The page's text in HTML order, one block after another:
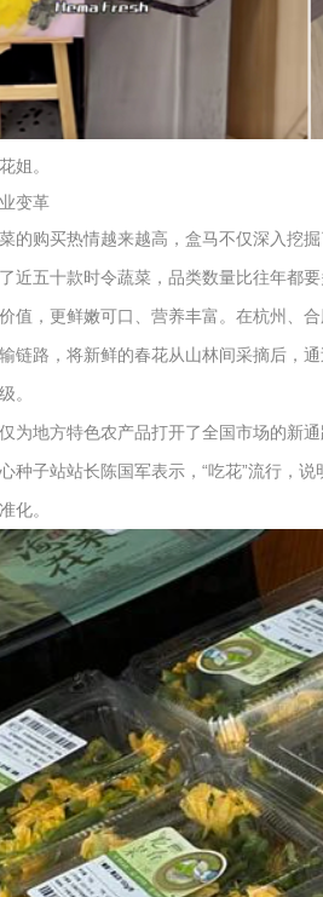
姐。
变革
的购买热情越来越高，盒马不仅深入挖
近五十款时令蔬菜，品类数量比往年都
值，更鲜嫩可口、营养丰富。在杭州、
链路，将新鲜的春花从山林间采摘后，
。
为地方特色农产品打开了全国市场的新
种子站站长陈国军表示，“吃花”流行，
化。